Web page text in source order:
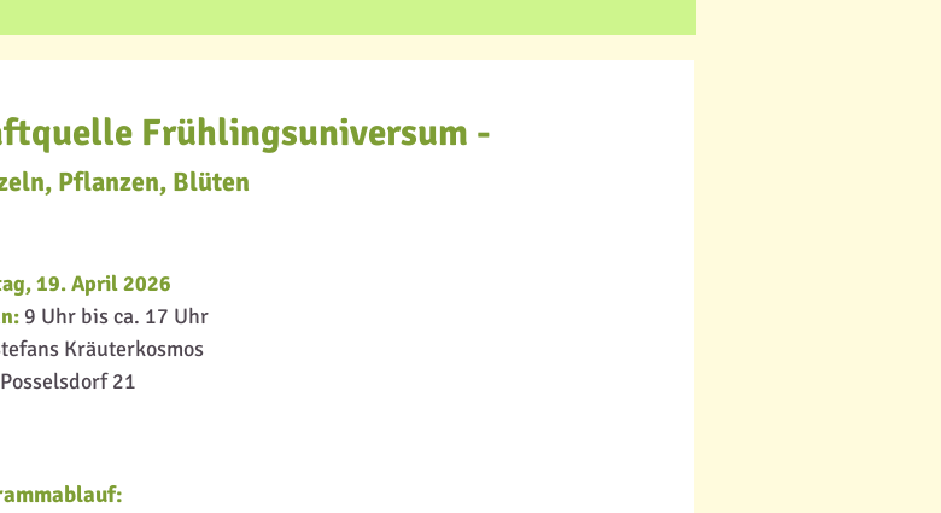
Frühlingsuniversum -
Pflanzen, Blüten
19. April 2026
9 Uhr bis ca. 17 Uhr
Kräuterkosmos
21